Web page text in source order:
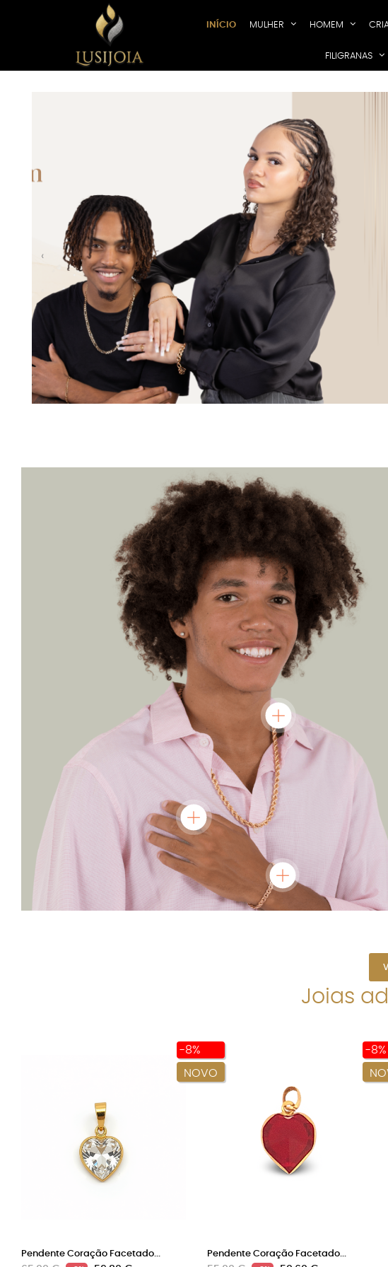
INÍCIO MULHER HOMEM
FILIGRANAS
‹Previous
Joias
-8%
NOVO
Pendente Coração Facetado...
-8%
Pendente Coração Facetado...